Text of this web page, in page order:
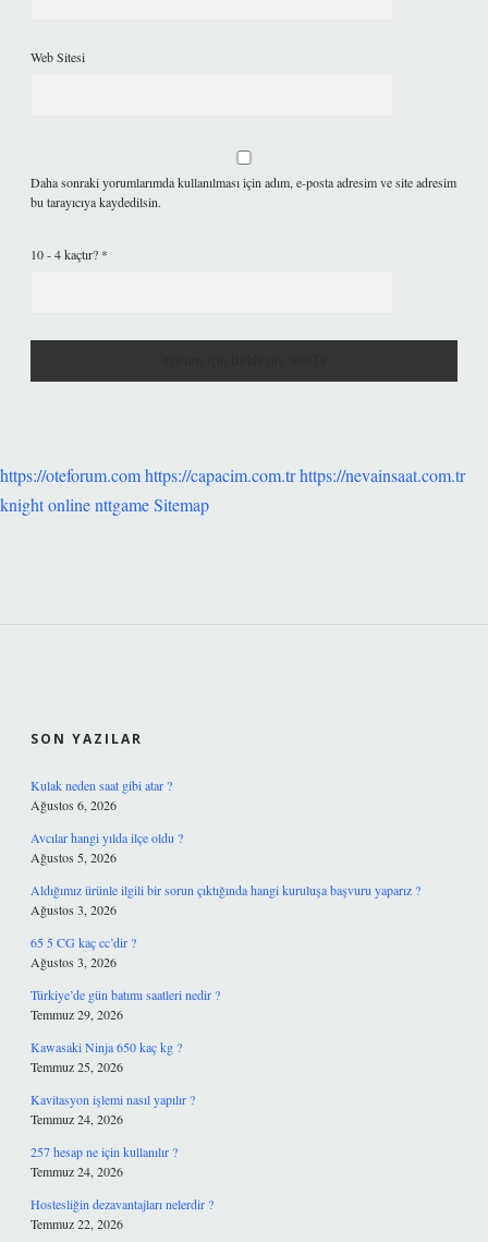
Web Sitesi
Daha sonraki yorumlarımda kullanılması için adım, e-posta adresim ve site adresim
bu tarayıcıya kaydedilsin.
10 - 4 kaçtır? *
https://oteforum.comhttps://capacim.com.trhttps://nevainsaat.com.tr
knight onlinenttgameSitemap
SON YAZILAR
Kulak neden saat gibi atar ?
Ağustos 6, 2026
Avcılar hangi yılda ilçe oldu ?
Ağustos 5, 2026
Aldığımız ürünle ilgili bir sorun çıktığında hangi kuruluşa başvuru yaparız ?
Ağustos 3, 2026
65 5 CG kaç cc’dir ?
Ağustos 3, 2026
Türkiye’de gün batımı saatleri nedir ?
Temmuz 29, 2026
Kawasaki Ninja 650 kaç kg ?
Temmuz 25, 2026
Kavitasyon işlemi nasıl yapılır ?
Temmuz 24, 2026
257 hesap ne için kullanılır ?
Temmuz 24, 2026
Hostesliğin dezavantajları nelerdir ?
Temmuz 22, 2026